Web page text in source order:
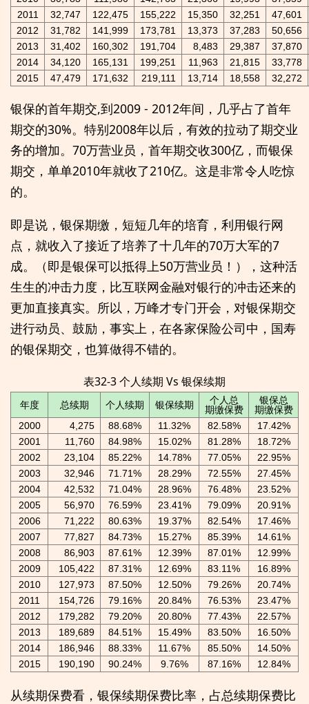
2011
32,747 122,475 155,222 15,350 32,251
47,601
2012
31,782 141,999 173,781 13,373 37,283
50,656
2013
31,402 160,302 191,704 8,483 29,387
37,870
2014
34,120 165,131 199,251 11,963 21,815
33,778
2015
47,479 171,632 219,111 13,714 18,558 32,272
银保的首年期交,到2009 - 2012年间，几乎占了首年
期交的30%。特别2008年以后，有效的拉动了期交业
务的增加。70万营业员，首年期交收300亿，而银保
期交，单单2010年就收了210亿。这是非常令人吃惊
的。
即是说，银保期缴，短短几年的培育，利用银行网
点，就收入了接近了培养了十几年的70万大军的7
成。（即是银保可以抵得上50万营业员！），这种活
生生的冲击力度，比互联网金融对银行的冲击还来的
更加直接真实。所以，万峰才专门开会，对银保期交
进行动员、鼓励，事实上，在各家保险公司中，国寿
的银保期交，也算做得不错的。
表32-3 个人续期 Vs 银保续期
年度 总续期 个人续期 银保续期 个人总
期缴保费
银保总
期缴保费
2000 4,275 88.68% 11.32% 82.58%
17.42%
2001
11,760 84.98% 15.02% 81.28%
18.72%
2002
23,104 85.22% 14.78% 77.05%
22.95%
2003
32,946 71.71% 28.29% 72.55%
27.45%
2004
42,532 71.04% 28.96% 76.48%
23.52%
2005
56,970 76.59% 23.41% 79.09%
20.91%
2006
71,222 80.63% 19.37% 82.54%
17.46%
2007
77,827 84.73% 15.27% 85.39%
14.61%
2008
86,903 87.61% 12.39% 87.01%
12.99%
2009
105,422 87.31% 12.69% 83.11%
16.89%
2010
127,973 87.50% 12.50% 79.26%
20.74%
2011
154,726 79.16% 20.84% 76.53%
23.47%
2012
179,282 79.20% 20.80% 77.43%
22.57%
2013
189,689 84.51% 15.49% 83.50%
16.50%
2014
186,946 88.33% 11.67% 85.50%
14.50%
2015
190,190 90.24% 9.76% 87.16% 12.84%
从续期保费看，银保续期保费比率，占总续期保费比